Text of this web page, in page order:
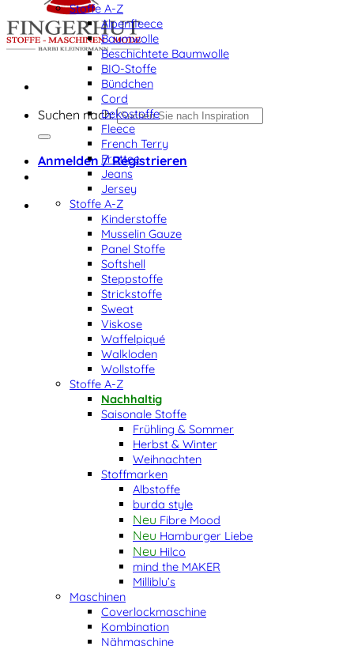
Suchen nach:
Anmelden / Registrieren
Stoffe A-Z
Alpenfleece
Baumwolle
Beschichtete Baumwolle
BIO-Stoffe
Bündchen
Cord
Dekostoffe
Fleece
French Terry
Frottee
Jeans
Jersey
Stoffe A-Z
Kinderstoffe
Musselin Gauze
Panel Stoffe
Softshell
Steppstoffe
Strickstoffe
Sweat
Viskose
Waffelpiqué
Walkloden
Wollstoffe
Stoffe A-Z
Nachhaltig
Saisonale Stoffe
Frühling & Sommer
Herbst & Winter
Weihnachten
Stoffmarken
Albstoffe
burda style
Fibre Mood
Hamburger Liebe
Hilco
mind the MAKER
Milliblu’s
Maschinen
Coverlockmaschine
Kombination
Nähmaschine